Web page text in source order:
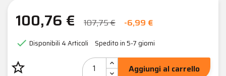
100,76 € 107,75 € -6,99 €
 Disponibili 4 Articoli Spedito in 5-7 giorni
star_border
Aggiungi al carrello